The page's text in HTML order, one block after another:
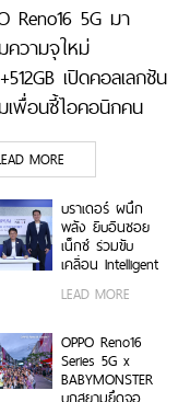
Reno16 5G มา
วามจุใหม่
เปิดคอลเลกชัน
พื่อนซี้ไอคอนิกคน
Limited
เติมความน่ารักทุก
ต์ เริ่ม 7 ส.ค. 69
MORE
บราเดอร์ ผนึก
พลัง ยิบอินซอย
เน็กซ์ ร่วมขับ
เคลื่อน Intelligent
Document
Transformation
Platform ยก
ระดับการจัดการ
ข้อมูลสู่ยุค
Digital-First
LEAD MORE
OPPO Reno16
Series 5G x
BABYMONSTER